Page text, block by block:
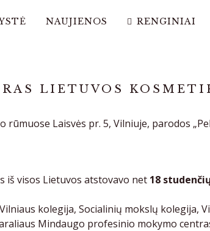
NAUJIENOS RENGINIAI
LIETUVOS
rūmuose Laisvės pr. 5, Vilniuje, parodos
iš visos Lietuvos atstovavo net 18
kolegija, Socialinių mokslų
Mindaugo profesinio mokymo